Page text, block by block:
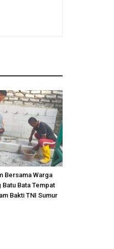
Bersama Warga
Bata Tempat
Bakti TNI Sumur